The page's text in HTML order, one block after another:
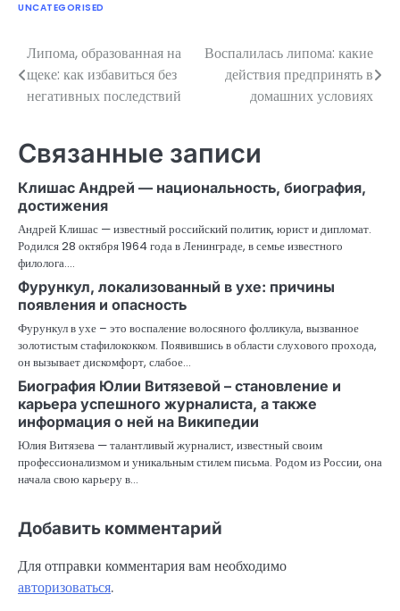
UNCATEGORISED
Навигация
по
Липома, образованная на
щеке: как избавиться без
негативных последствий
Воспалилась липома: какие
действия предпринять в
домашних условиях
Связанные записи
Клишас Андрей — национальность, биография,
достижения
Андрей Клишас — известный российский политик, юрист и дипломат.
Родился 28 октября 1964 года в Ленинграде, в семье известного
филолога.…
Фурункул, локализованный в ухе: причины
появления и опасность
Фурункул в ухе – это воспаление волосяного фолликула, вызванное
золотистым стафилококком. Появившись в области слухового прохода,
он вызывает дискомфорт, слабое…
Биография Юлии Витязевой – становление и
карьера успешного журналиста, а также
информация о ней на Википедии
Юлия Витязева — талантливый журналист, известный своим
профессионализмом и уникальным стилем письма. Родом из России, она
начала свою карьеру в…
Добавить комментарий
Для отправки комментария вам необходимо
авторизоваться.